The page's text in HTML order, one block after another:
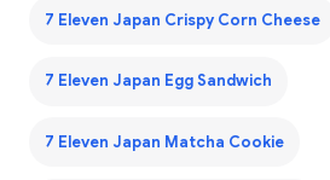
7 Eleven Japan Crispy Corn Cheese
7 Eleven Japan Egg Sandwich
7 Eleven Japan Matcha Cookie